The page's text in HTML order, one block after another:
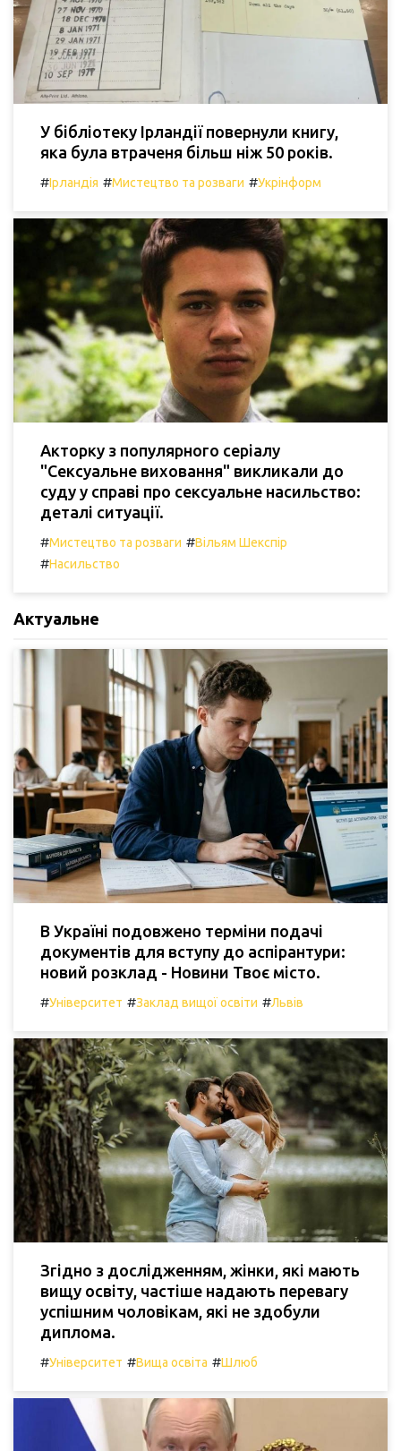
У бібліотеку Ірландії повернули книгу,
яка була втраченя більш ніж 50 років.
#Ірландія #Мистецтво та розваги #Укрінформ
Акторку з популярного серіалу
"Сексуальне виховання" викликали до
суду у справі про сексуальне насильство:
деталі ситуації.
#Мистецтво та розваги #Вільям Шекспір
#Насильство
Актуальне
В Україні подовжено терміни подачі
документів для вступу до аспірантури:
новий розклад - Новини Твоє місто.
#Університет #Заклад вищої освіти #Львів
Згідно з дослідженням, жінки, які мають
вищу освіту, частіше надають перевагу
успішним чоловікам, які не здобули
диплома.
#Університет #Вища освіта #Шлюб